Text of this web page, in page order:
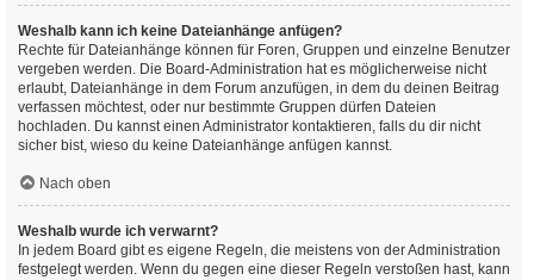
Weshalb kann ich keine Dateianhänge anfügen?
Rechte für Dateianhänge können für Foren, Gruppen und einzelne Benutzer
vergeben werden. Die Board-Administration hat es möglicherweise nicht
erlaubt, Dateianhänge in dem Forum anzufügen, in dem du deinen Beitrag
verfassen möchtest, oder nur bestimmte Gruppen dürfen Dateien
hochladen. Du kannst einen Administrator kontaktieren, falls du dir nicht
sicher bist, wieso du keine Dateianhänge anfügen kannst.
Nach oben
Weshalb wurde ich verwarnt?
In jedem Board gibt es eigene Regeln, die meistens von der Administration
festgelegt werden. Wenn du gegen eine dieser Regeln verstoßen hast, kann